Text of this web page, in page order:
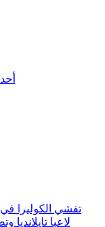
تفشي الكوليرا في
لاعبا تايلانديا وتصيب 12 آخرين